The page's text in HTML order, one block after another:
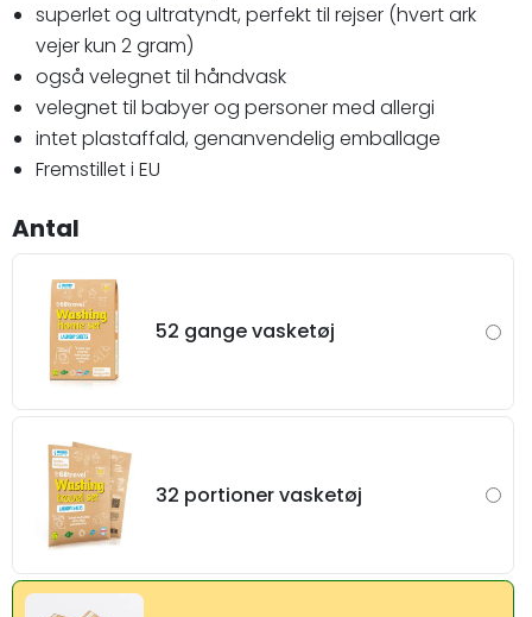
superlet og ultratyndt, perfekt til rejser (hvert ark
vejer kun 2 gram)
også velegnet til håndvask
velegnet til babyer og personer med allergi
intet plastaffald, genanvendelig emballage
Fremstillet i EU
Antal
52 gange vasketøj
32 portioner vasketøj